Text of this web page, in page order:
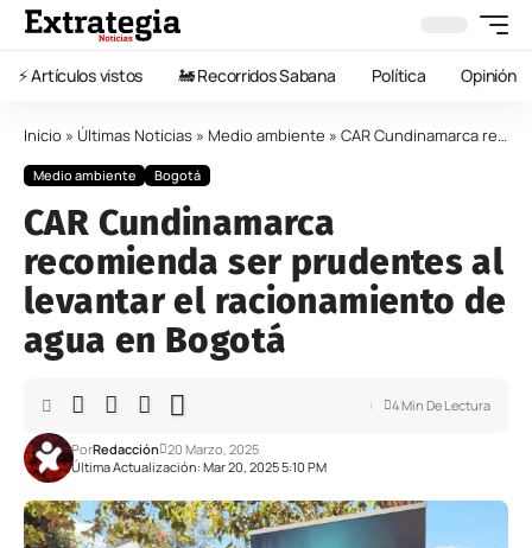
⚡️ Artículos vistos 🚂 Recorridos Sabana Política Opinión
Inicio » Últimas Noticias » Medio ambiente » CAR Cundinamarca recomienda ser prudentes al levantar el racionamiento de agua en Bogotá
Medio ambiente Bogotá
CAR Cundinamarca
recomienda ser prudentes al
levantar el racionamiento de
agua en Bogotá
Última Actualización: Mar 20, 2025 5:10 PM
PorRedacción 20 Marzo, 2025
4 Min De Lectura